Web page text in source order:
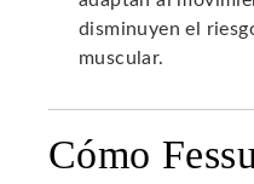
disminuyen el
muscular.
Cómo